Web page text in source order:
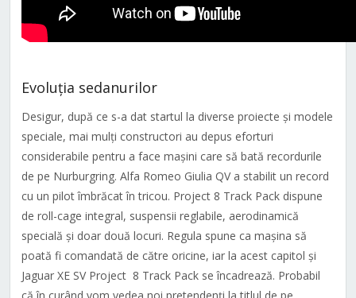
Evoluția sedanurilor
Desigur, după ce s-a dat startul la diverse proiecte și modele
speciale, mai mulți constructori au depus eforturi
considerabile pentru a face mașini care să bată recordurile
de pe Nurburgring. Alfa Romeo Giulia QV a stabilit un record
cu un pilot îmbrăcat în tricou. Project 8 Track Pack dispune
de roll-cage integral, suspensii reglabile, aerodinamică
specială și doar două locuri. Regula spune ca mașina să
poată fi comandată de către oricine, iar la acest capitol și
Jaguar XE SV Project 8 Track Pack se încadrează. Probabil